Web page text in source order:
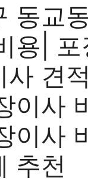
동교
용| 포
사 견
이사
이사
추천